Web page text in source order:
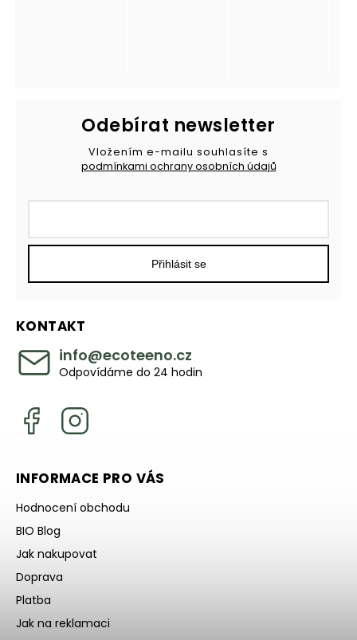
KONTAKT
info@ecoteeno.cz
Odpovídáme do 24 hodin
Odebírat newsletter
Vložením e-mailu souhlasíte s
podmínkami ochrany osobních údajů
Přihlásit se
INFORMACE PRO VÁS
Hodnocení obchodu
BIO Blog
Jak nakupovat
Doprava
Platba
Jak na reklamaci